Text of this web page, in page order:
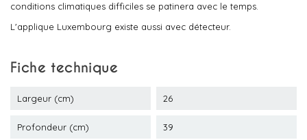
conditions climatiques difficiles se patinera avec le temps.
L'applique Luxembourg existe aussi avec détecteur.
Fiche technique
Largeur (cm) 26
Profondeur (cm) 39